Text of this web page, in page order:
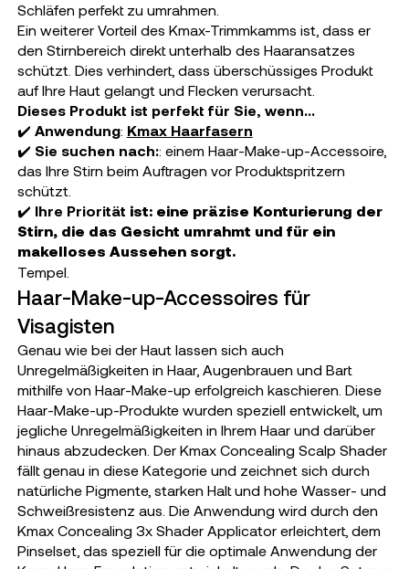
Schläfen perfekt zu umrahmen.
Ein weiterer Vorteil des Kmax-Trimmkamms ist, dass er
den Stirnbereich direkt unterhalb des Haaransatzes
schützt. Dies verhindert, dass überschüssiges Produkt
auf Ihre Haut gelangt und Flecken verursacht.
Dieses Produkt ist perfekt für Sie, wenn…
✔️ Anwendung: Kmax Haarfasern
✔️ Sie suchen nach:: einem Haar-Make-up-Accessoire,
das Ihre Stirn beim Auftragen vor Produktspritzern
schützt.
✔️ Ihre Priorität ist: eine präzise Konturierung der
Stirn, die das Gesicht umrahmt und für ein
makelloses Aussehen sorgt.
Tempel.
Haar-Make-up-Accessoires für
Visagisten
Genau wie bei der Haut lassen sich auch
Unregelmäßigkeiten in Haar, Augenbrauen und Bart
mithilfe von Haar-Make-up erfolgreich kaschieren. Diese
Haar-Make-up-Produkte wurden speziell entwickelt, um
jegliche Unregelmäßigkeiten in Ihrem Haar und darüber
hinaus abzudecken. Der Kmax Concealing Scalp Shader
fällt genau in diese Kategorie und zeichnet sich durch
natürliche Pigmente, starken Halt und hohe Wasser- und
Schweißresistenz aus. Die Anwendung wird durch den
Kmax Concealing 3x Shader Applicator erleichtert, dem
Pinselset, das speziell für die optimale Anwendung der